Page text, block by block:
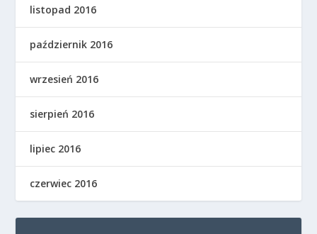
listopad 2016
październik 2016
wrzesień 2016
sierpień 2016
lipiec 2016
czerwiec 2016